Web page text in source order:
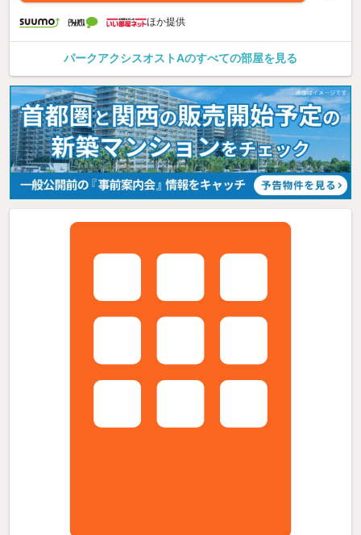
ほか提供
パークアクシスオストAのすべての部屋を見る